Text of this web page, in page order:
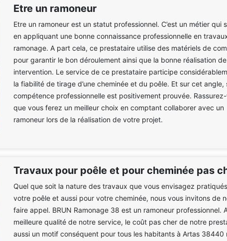
Etre un ramoneur
Etre un ramoneur est un statut professionnel. C’est un métier qui
en appliquant une bonne connaissance professionnelle en
ramonage. A part cela, ce prestataire utilise des matériels de
pour garantir le bon déroulement ainsi que la bonne réalisation
intervention. Le service de ce prestataire participe
la fiabilité de tirage d’une cheminée et du poêle. Et sur cet angle,
compétence professionnelle est positivement prouvée.
que vous ferez un meilleur choix en comptant collaborer avec un
ramoneur lors de la réalisation de votre projet.
Travaux pour poêle et pour cheminée pas
Quel que soit la nature des travaux que vous envisagez
votre poêle et aussi pour votre cheminée, nous vous invitons de
faire appel. BRUN Ramonage 38 est un ramoneur professionnel.
meilleure qualité de notre service, le coût pas cher de notre
aussi un motif conséquent pour tous les habitants à Artas 38440